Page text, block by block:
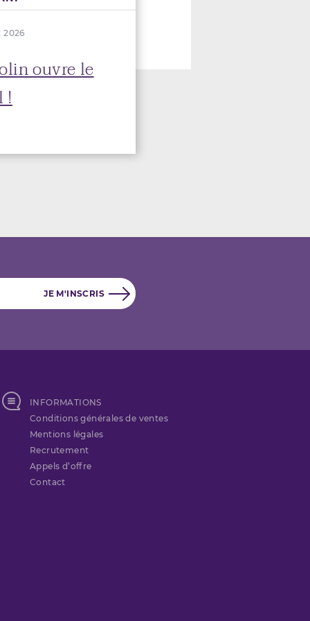
2026
ouvre le
!
INFORMATIONS
Conditions générales de ventes
Mentions légales
Recrutement
Appels d’offre
Contact